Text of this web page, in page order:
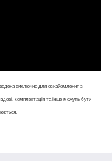
виключно для ознайомлення з
комплектація та інше можуть бути